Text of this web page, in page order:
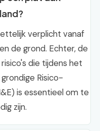
verplicht vanaf
de grond. Echter, de
die tijdens het
Risico-
is essentieel om te
zijn.